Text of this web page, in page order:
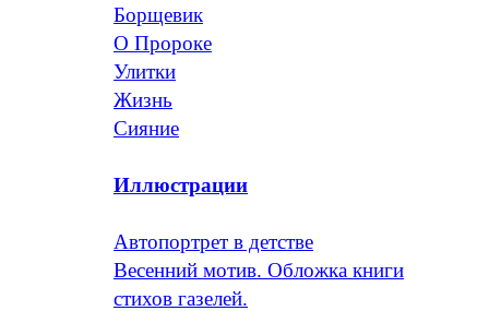
Борщевик
О Пророке
Улитки
Жизнь
Сияние
Иллюстрации
Автопортрет в детстве
Весенний мотив. Обложка книги
стихов газелей.